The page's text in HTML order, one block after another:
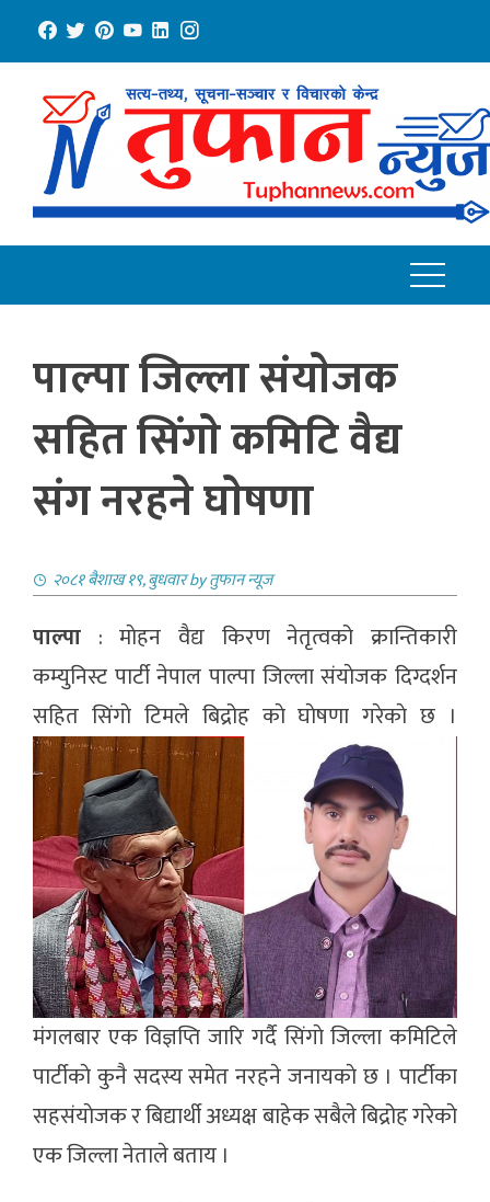
content
पाल्पा जिल्ला संयाेजक
सहित सिंगाे कमिटि वैद्य
संग नरहने घाेषणा
२०८१ बैशाख १९, बुधवारbyतुफान न्यूज
पाल्पा : माेहन वैद्य किरण नेतृत्वको क्रान्तिकारी
कम्युनिस्ट पार्टी नेपाल पाल्पा जिल्ला संयाेजक दिग्दर्शन
सहित सिंगाे टिमले बिद्रोह काे घाेषणा गरेकाे छ ।
मंगलबार एक विज्ञप्ति जारि गर्दै सिंगाे जिल्ला कमिटिले
पार्टीकाे कुनै सदस्य समेत नरहने जनायकाे छ । पार्टीका
सहसंयाेजक र बिद्यार्थी अध्यक्ष बाहेक सबैले बिद्रोह गरेकाे
एक जिल्ला नेताले बताय ।